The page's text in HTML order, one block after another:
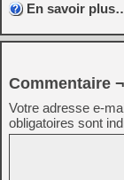
En savoir
Commentaire ¬
Votre adresse e-
obligatoires sont